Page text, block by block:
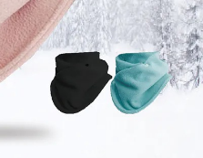
「AFTEE先享後付」服務完成之交
料，並將交易相關給付款項請求債
網址：
人或監護人之同意方可使用